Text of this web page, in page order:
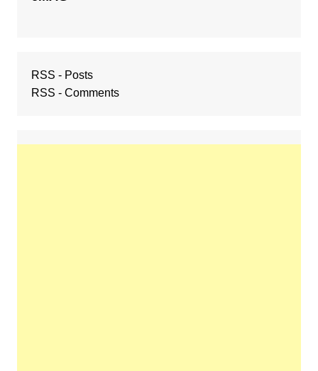
RSS - Posts
RSS - Comments